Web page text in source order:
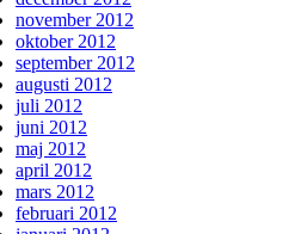
november 2012
oktober 2012
september 2012
augusti 2012
juli 2012
juni 2012
maj 2012
april 2012
mars 2012
februari 2012